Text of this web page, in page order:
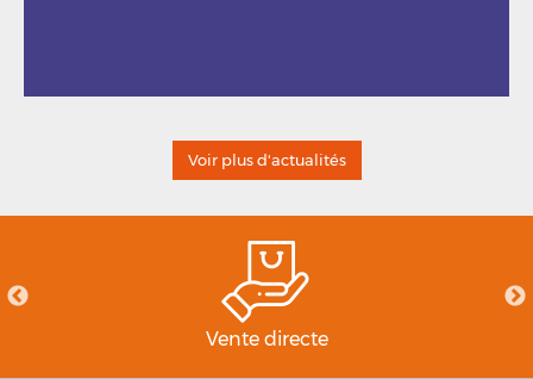
Voir plus d'actualités
Vente directe